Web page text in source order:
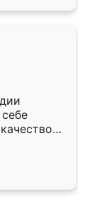
почти